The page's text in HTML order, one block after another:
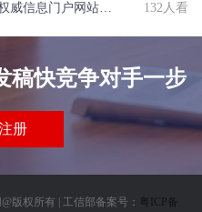
[营销技巧]菌类养殖企业怎样在权威信息门户网站发稿? 132人看
稿快竞争对手一步
册
版权所有 | 工信部备案号： 粤ICP备